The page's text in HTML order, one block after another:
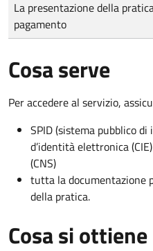
La presentazione della
pagamento
Cosa serve
Per accedere al servizio,
SPID (sistema pubblico
d’identità elettronica
(CNS)
tutta la documentazione
della pratica.
Cosa si ottiene